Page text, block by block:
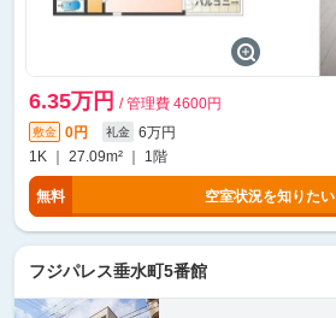
6.35万円 / 管理費 4600円
敷金 0円 礼金
6万円
1K ｜ 27.09m² ｜ 1階
無料 空室状況を知りたい
フジパレス垂水町5番館